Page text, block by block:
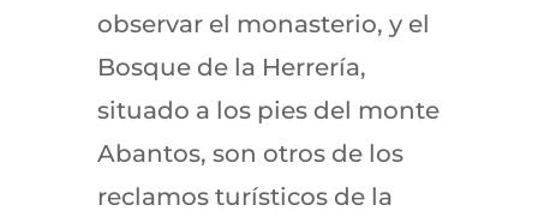
observar el monasterio, y el
Bosque de la Herrería,
situado a los pies del monte
Abantos, son otros de los
reclamos turísticos de la